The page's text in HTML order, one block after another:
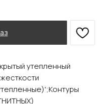
утепленный